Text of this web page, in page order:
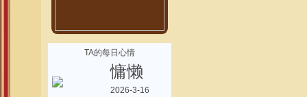
TA的每日心情
慵懒
2026-3-16